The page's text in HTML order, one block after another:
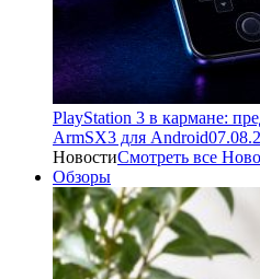
PlayStation 3 в кармане:
ArmSX3 для Android
НовостиСмотреть все
Обзоры